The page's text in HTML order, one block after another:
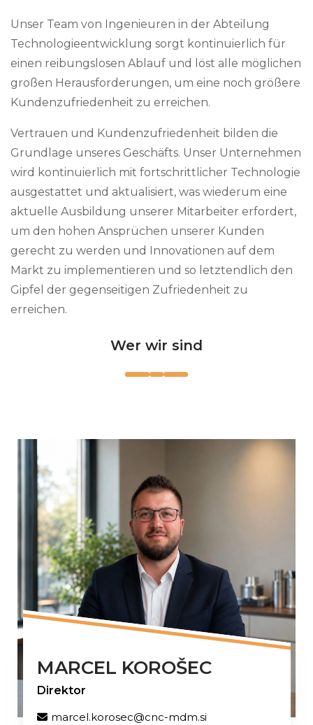
Unser Team von Ingenieuren in der Abteilung
Technologieentwicklung sorgt kontinuierlich für
einen reibungslosen Ablauf und löst alle möglichen
großen Herausforderungen, um eine noch größere
Kundenzufriedenheit zu erreichen.
Vertrauen und Kundenzufriedenheit bilden die
Grundlage unseres Geschäfts. Unser Unternehmen
wird kontinuierlich mit fortschrittlicher Technologie
ausgestattet und aktualisiert, was wiederum eine
aktuelle Ausbildung unserer Mitarbeiter erfordert,
um den hohen Ansprüchen unserer Kunden
gerecht zu werden und Innovationen auf dem
Markt zu implementieren und so letztendlich den
Gipfel der gegenseitigen Zufriedenheit zu
erreichen.
Wer wir sind
MARCEL KOROŠEC
Direktor
marcel.korosec@cnc-mdm.si